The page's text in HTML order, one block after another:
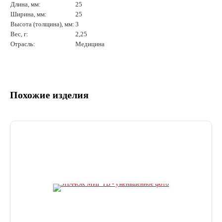
Длина, мм:
25
Ширина, мм:
25
Высота (толщина), мм: 3
Вес, г:
2,25
Отрасль:
Медицина
Похожие изделия